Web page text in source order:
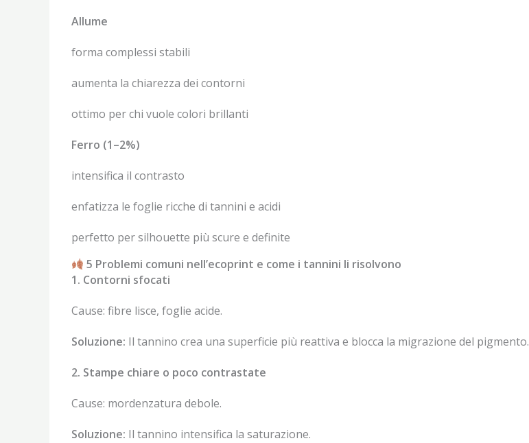
Allume
forma complessi stabili
aumenta la chiarezza dei contorni
ottimo per chi vuole colori brillanti
Ferro (1–2%)
intensifica il contrasto
enfatizza le foglie ricche di tannini e acidi
perfetto per silhouette più scure e definite
5 Problemi comuni nell’ecoprint e come i tannini li risolvono
1. Contorni sfocati
Cause: fibre lisce, foglie acide.
Soluzione: Il tannino crea una superficie più reattiva e blocca la migrazione del pigmento.
2. Stampe chiare o poco contrastate
Cause: mordenzatura debole.
Soluzione: Il tannino intensifica la saturazione.